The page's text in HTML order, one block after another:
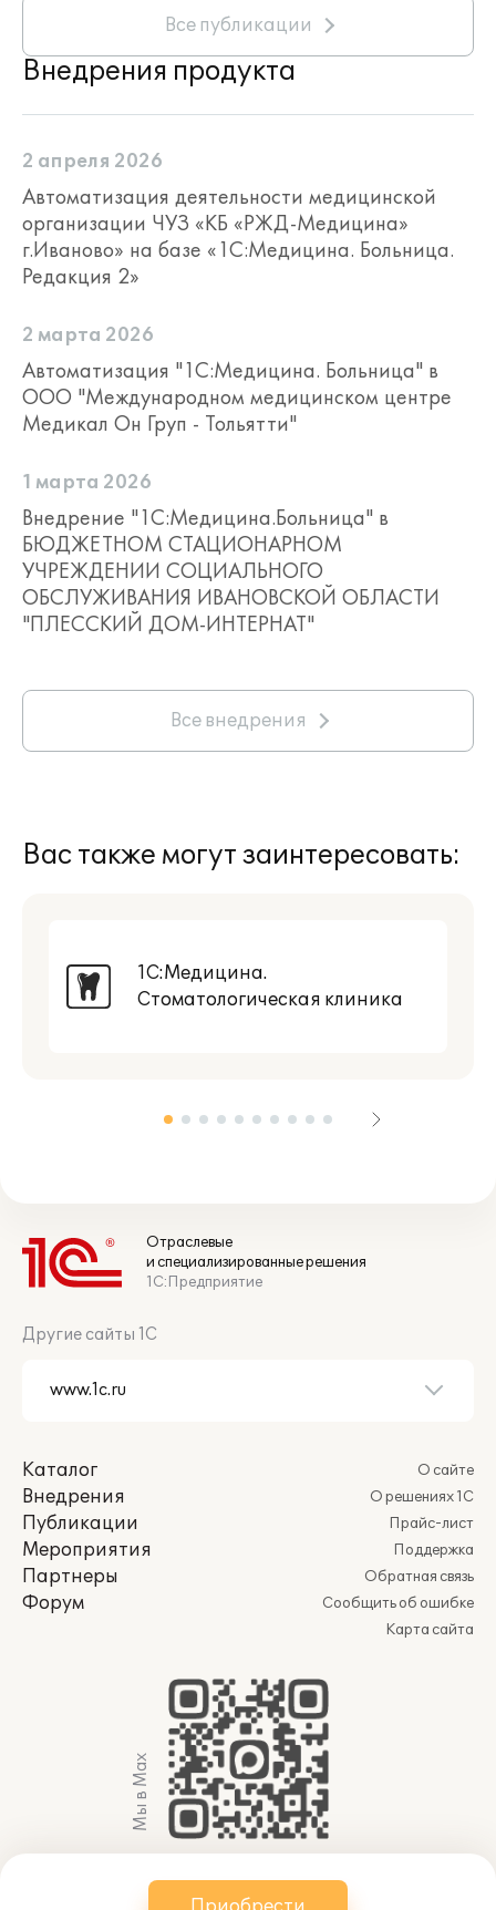
Все публикации
Внедрения продукта
2 апреля 2026
Автоматизация деятельности медицинской
организации ЧУЗ «КБ «РЖД-Медицина»
г.Иваново» на базе «1С:Медицина. Больница.
Редакция 2»
2 марта 2026
Автоматизация "1С:Медицина. Больница" в
ООО "Международном медицинском центре
Медикал Он Груп - Тольятти"
1 марта 2026
Внедрение "1С:Медицина.Больница" в
БЮДЖЕТНОМ СТАЦИОНАРНОМ
УЧРЕЖДЕНИИ СОЦИАЛЬНОГО
ОБСЛУЖИВАНИЯ ИВАНОВСКОЙ ОБЛАСТИ
"ПЛЕССКИЙ ДОМ-ИНТЕРНАТ"
Все внедрения
Вас также могут заинтересовать:
1С:Медицина.
Стоматологическая клиника
Отраслевые
и специализированные решения
1С:Предприятие
Другие сайты 1С
Каталог
Внедрения
Публикации
Мероприятия
Партнеры
Форум
О сайте
О решениях 1С
Прайс-лист
Поддержка
Обратная связь
Сообщить об ошибке
Карта сайта
Мы в Max
© 2011-2026 АО «Группа 1С» (правопреемник ООО